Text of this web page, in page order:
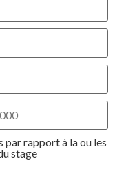
par rapport à la ou les
stage